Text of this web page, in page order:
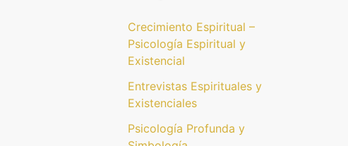
Crecimiento Espiritual –
Psicología Espiritual y
Existencial
Entrevistas Espirituales y
Existenciales
Psicología Profunda y